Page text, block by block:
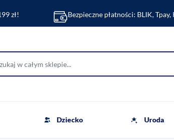
zł! Bezpieczne płatności: BLIK,
Dziecko Uroda